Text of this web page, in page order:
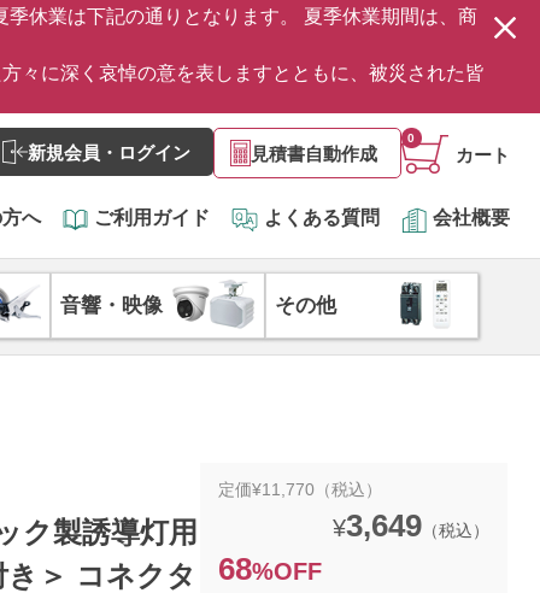
休業は下記の通りとなります。 夏季休業期間は、商
々に深く哀悼の意を表しますとともに、被災された皆
新規会員・ログイン 見積書自動作成 カート
0
へ ご利用ガイド よくある質問 会社概要
音響・映像 その他
ク製誘導灯用
＞ コネクタ
定価¥11,770（税込）
¥3,649 （税込）
68%OFF